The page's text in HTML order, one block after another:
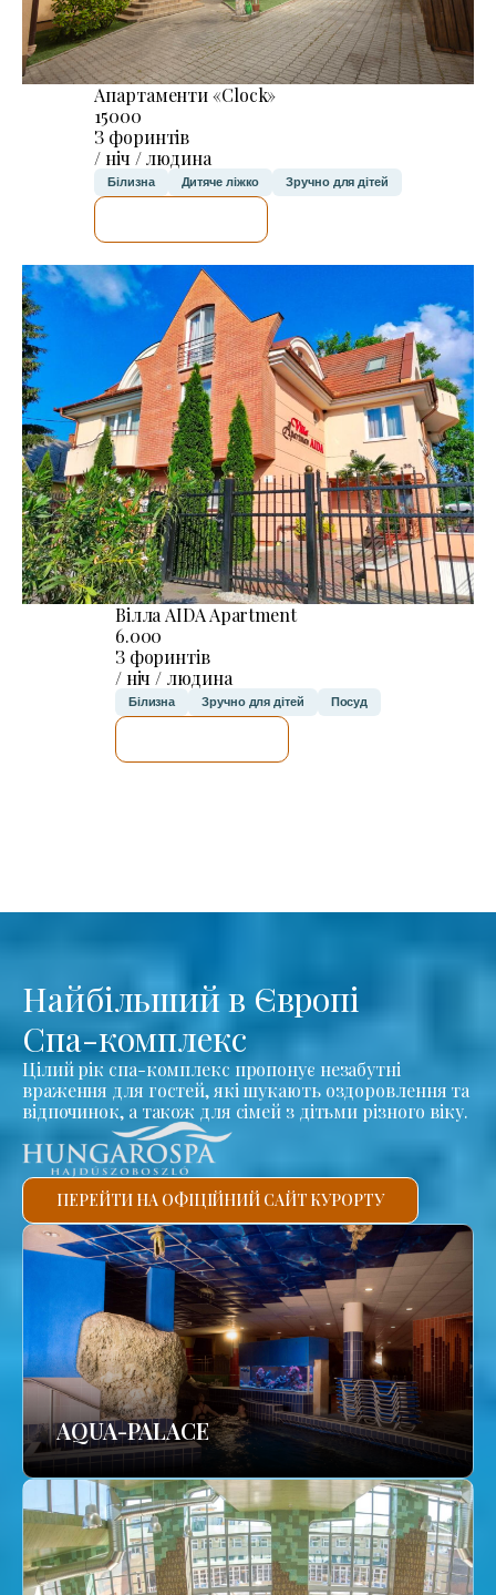
Апартаменти «Clock»
15000
З форинтів
/ ніч / людина
Білизна Дитяче ліжко Зручно для дітей
Вілла AIDA Apartment
6.000
З форинтів
/ ніч / людина
Білизна Зручно для дітей Посуд
Найбільший в Європі
Спа-комплекс
Цілий рік спа-комплекс пропонує незабутні
враження для гостей, які шукають оздоровлення та
відпочинок, а також для сімей з дітьми різного віку.
ПЕРЕЙТИ НА ОФІЦІЙНИЙ САЙТ КУРОРТУ
AQUA-PALACE